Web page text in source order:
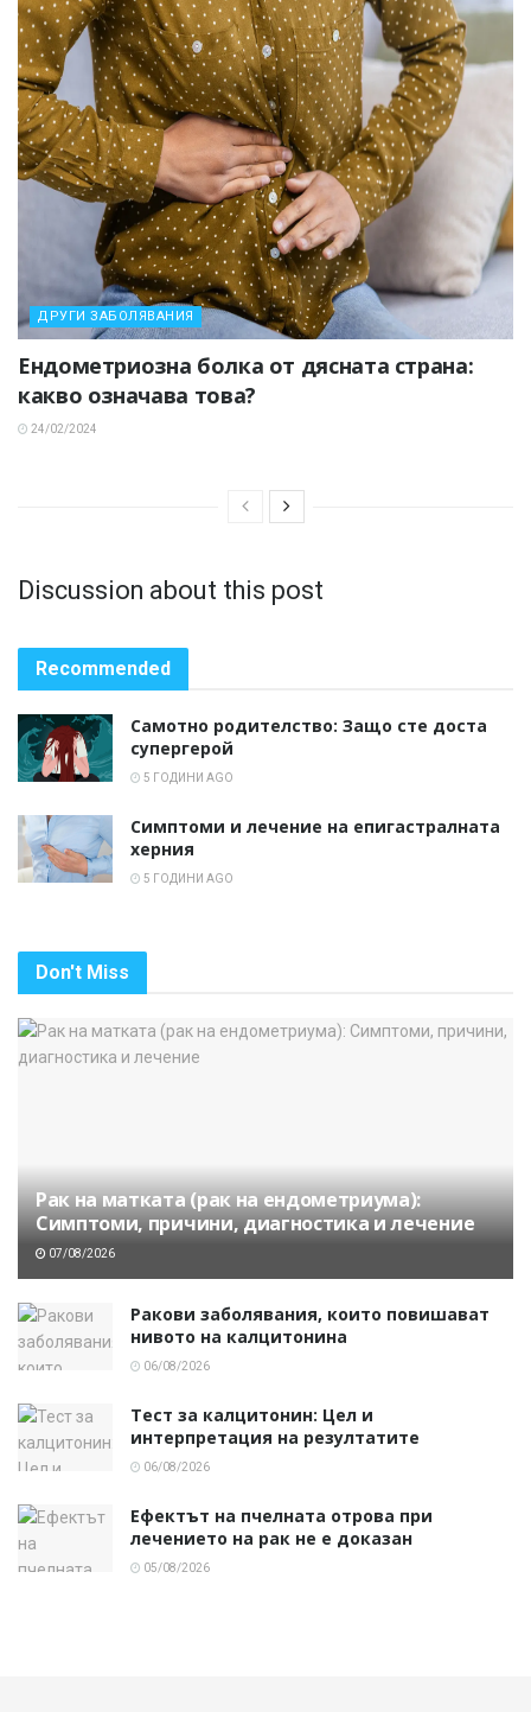
ДРУГИ ЗАБОЛЯВАНИЯ
Ендометриозна болка от дясната страна:
какво означава това?
24/02/2024
Discussion about this post
Recommended
Самотно родителство: Защо сте доста
супергерой
5 ГОДИНИ AGO
Симптоми и лечение на епигастралната
херния
5 ГОДИНИ AGO
Don't Miss
Рак на матката (рак на ендометриума):
Симптоми, причини, диагностика и лечение
07/08/2026
Ракови заболявания, които повишават
нивото на калцитонина
06/08/2026
Тест за калцитонин: Цел и
интерпретация на резултатите
06/08/2026
Ефектът на пчелната отрова при
лечението на рак не е доказан
05/08/2026